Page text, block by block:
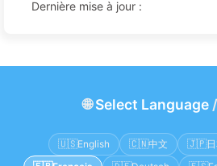
Dernière mise à jour :
🌐Select Language/
🇺🇸English 🇨🇳中文 🇯🇵